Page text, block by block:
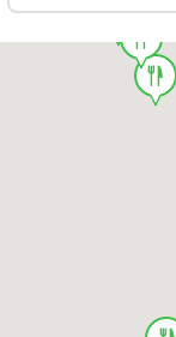
food
food
food